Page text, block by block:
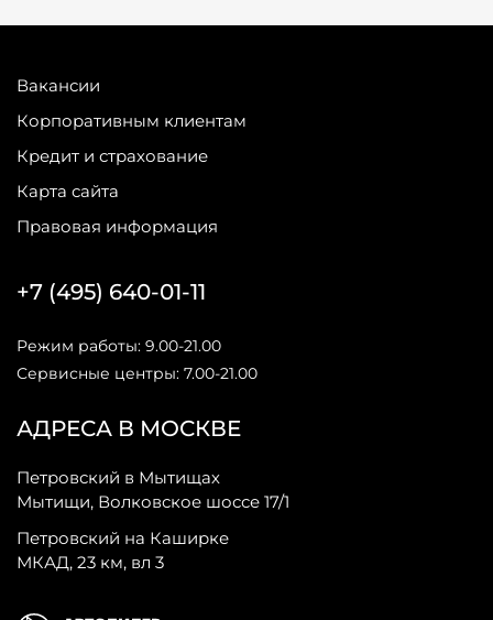
Вакансии
Корпоративным клиентам
Кредит и страхование
Карта сайта
Правовая информация
АДРЕСА В МОСКВЕ
Петровский в Мытищах
Мытищи, Волковское шоссе 17/1
Петровский на Каширке
МКАД, 23 км, вл 3
+7 (495) 640-01-11
Режим работы: 9.00-21.00
Сервисные центры: 7.00-21.00